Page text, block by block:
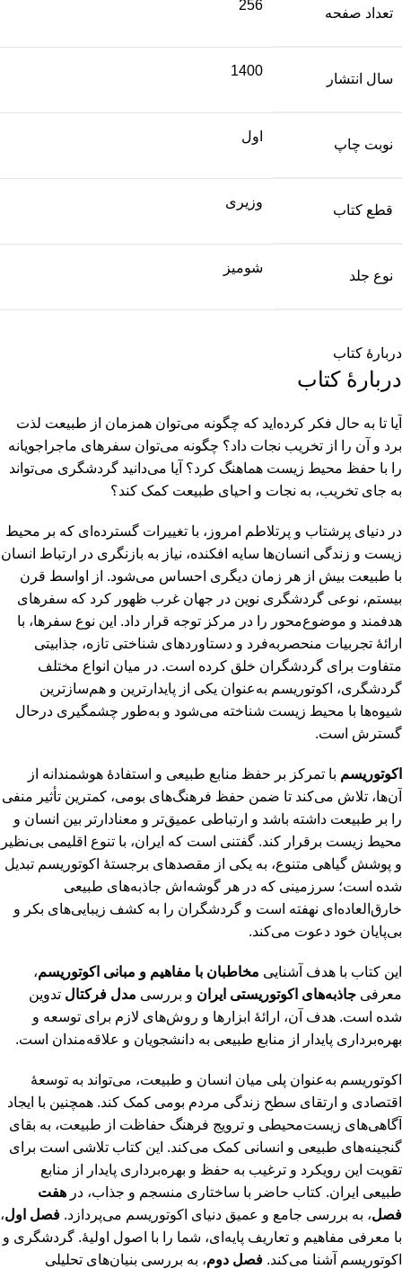
تعداد صفحه
256
سال انتشار
1400
نوبت چاپ
اول
قطع کتاب
وزیری
نوع جلد
شومیز
دربارۀ کتاب
دربارۀ کتاب
آیا تا به حال فکر کرده‌اید که چگونه می‌توان همزمان از طبیعت لذت
برد و آن را از تخریب نجات داد؟ چگونه می‌توان سفرهای ماجراجویانه
را با حفظ محیط زیست هماهنگ کرد؟ آیا می‌دانید گردشگری می‌تواند
به جای تخریب، به نجات و احیای طبیعت کمک کند؟
در دنیای پرشتاب و پرتلاطم امروز، با تغییرات گسترده‌ای که بر محیط
زیست و زندگی انسان‌ها سایه افکنده، نیاز به بازنگری در ارتباط انسان
با طبیعت بیش از هر زمان دیگری احساس می‌شود. از اواسط قرن
بیستم، نوعی گردشگری نوین در جهان غرب ظهور کرد که سفرهای
هدفمند و موضوع‌محور را در مرکز توجه قرار داد. این نوع سفرها، با
ارائۀ تجربیات منحصربه‌فرد و دستاوردهای شناختی تازه، جذابیتی
متفاوت برای گردشگران خلق کرده است. در میان انواع مختلف
گردشگری، اکوتوریسم به‌عنوان یکی از پایدارترین و هم‌سازترین
شیوه‌ها با محیط زیست شناخته می‌شود و به‌طور چشمگیری درحال
گسترش است.
اکوتوریسم با تمرکز بر حفظ منابع طبیعی و استفادۀ هوشمندانه از
آن‌ها، تلاش می‌کند تا ضمن حفظ فرهنگ‌های بومی، کمترین تأثیر منفی
را بر طبیعت داشته باشد و ارتباطی عمیق‌تر و معنادارتر بین انسان و
محیط زیست برقرار کند. گفتنی است که ایران، با تنوع اقلیمی بی‌نظیر
و پوشش گیاهی متنوع، به یکی از مقصدهای برجستۀ اکوتوریسم تبدیل
شده است؛ سرزمینی که در هر گوشه‌اش جاذبه‌های طبیعی
خارق‌العاده‌ای نهفته است و گردشگران را به کشف زیبایی‌های بکر و
بی‌پایان خود دعوت می‌کند.
این کتاب با هدف آشنایی مخاطبان با مفاهیم و مبانی اکوتوریسم،
معرفی جاذبه‌های اکوتوریستی ایران و بررسی مدل فرکتال تدوین
شده است. هدف آن، ارائۀ ابزارها و روش‌های لازم برای توسعه و
بهره‌برداری پایدار از منابع طبیعی به دانشجویان و علاقه‌مندان است.
اکوتوریسم به‌عنوان پلی میان انسان و طبیعت، می‌تواند به توسعۀ
اقتصادی و ارتقای سطح زندگی مردم بومی کمک کند. همچنین با ایجاد
آگاهی‌های زیست‌محیطی و ترویج فرهنگ حفاظت از طبیعت، به بقای
گنجینه‌های طبیعی و انسانی کمک می‌کند. این کتاب تلاشی است برای
تقویت این رویکرد و ترغیب به حفظ و بهره‌برداری پایدار از منابع
طبیعی ایران. کتاب حاضر با ساختاری منسجم و جذاب، در هفت
فصل، به بررسی جامع و عمیق دنیای اکوتوریسم می‌پردازد. فصل اول،
با معرفی مفاهیم و تعاریف پایه‌ای، شما را با اصول اولیۀ. گردشگری و
اکوتوریسم آشنا می‌کند. فصل دوم، به بررسی بنیان‌های تحلیلی